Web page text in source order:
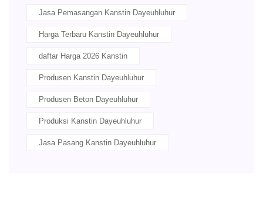
Jasa Pemasangan Kanstin Dayeuhluhur
Harga Terbaru Kanstin Dayeuhluhur
daftar Harga 2026 Kanstin
Produsen Kanstin Dayeuhluhur
Produsen Beton Dayeuhluhur
Produksi Kanstin Dayeuhluhur
Jasa Pasang Kanstin Dayeuhluhur